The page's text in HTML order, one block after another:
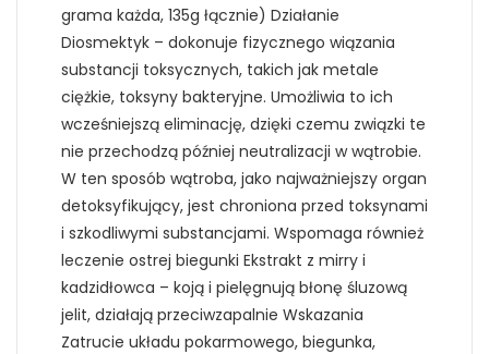
grama każda, 135g łącznie) Działanie
Diosmektyk – dokonuje fizycznego wiązania
substancji toksycznych, takich jak metale
ciężkie, toksyny bakteryjne. Umożliwia to ich
wcześniejszą eliminację, dzięki czemu związki te
nie przechodzą później neutralizacji w wątrobie.
W ten sposób wątroba, jako najważniejszy organ
detoksyfikujący, jest chroniona przed toksynami
i szkodliwymi substancjami. Wspomaga również
leczenie ostrej biegunki Ekstrakt z mirry i
kadzidłowca – koją i pielęgnują błonę śluzową
jelit, działają przeciwzapalnie Wskazania
Zatrucie układu pokarmowego, biegunka,